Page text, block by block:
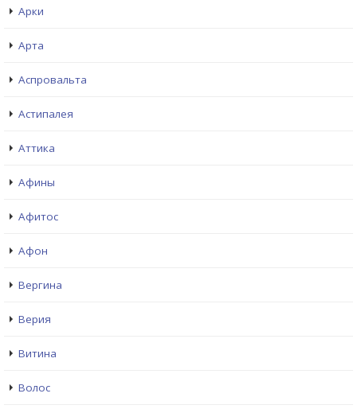
Арки
Арта
Аспровальта
Астипалея
Аттика
Афины
Афитос
Афон
Вергина
Верия
Витина
Волос